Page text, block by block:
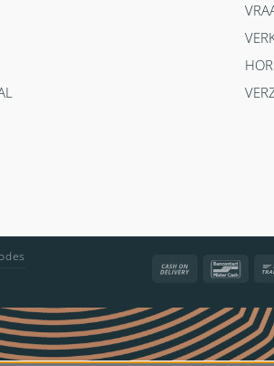
Cash
Delivery